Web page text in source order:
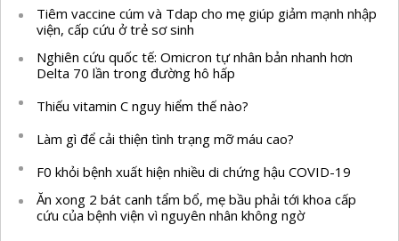
Tiêm vaccine cúm và Tdap cho mẹ giúp giảm mạnh nhập
viện, cấp cứu ở trẻ sơ sinh
Nghiên cứu quốc tế: Omicron tự nhân bản nhanh hơn
Delta 70 lần trong đường hô hấp
Thiếu vitamin C nguy hiểm thế nào?
Làm gì để cải thiện tình trạng mỡ máu cao?
F0 khỏi bệnh xuất hiện nhiều di chứng hậu COVID-19
Ăn xong 2 bát canh tẩm bổ, mẹ bầu phải tới khoa cấp
cứu của bệnh viện vì nguyên nhân không ngờ